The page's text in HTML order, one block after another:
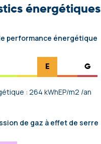
énergétiques
performance énergétique
E G
: 264 kWhEP/m2 /an
de gaz à effet de serre